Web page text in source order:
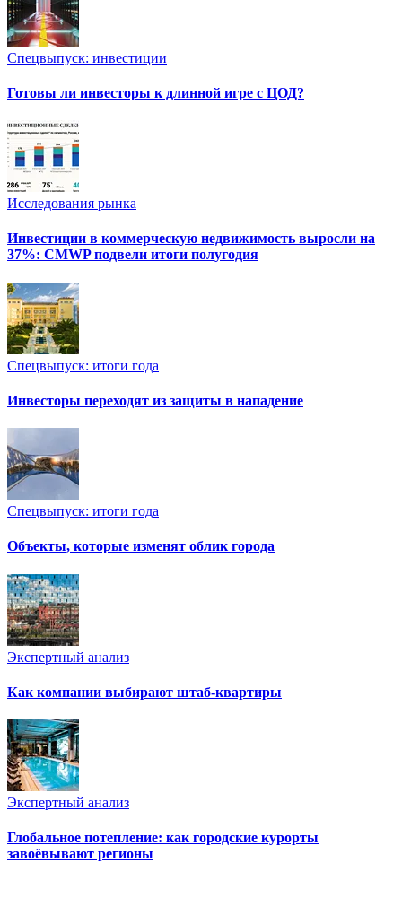
Спецвыпуск: инвестиции
Готовы ли инвесторы к длинной игре с ЦОД?
Исследования рынка
Инвестиции в коммерческую недвижимость выросли на
37%: CMWP подвели итоги полугодия
Спецвыпуск: итоги года
Инвесторы переходят из защиты в нападение
Спецвыпуск: итоги года
Объекты, которые изменят облик города
Экспертный анализ
Как компании выбирают штаб-квартиры
Экспертный анализ
Глобальное потепление: как городские курорты
завоёвывают регионы